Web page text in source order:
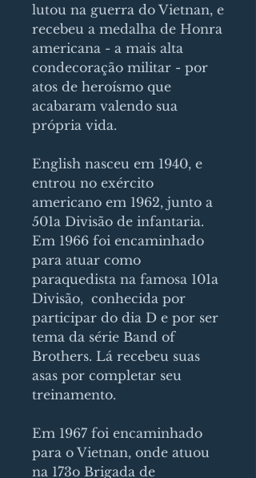
lutou na guerra do Vietnan, e
recebeu a medalha de Honra
americana - a mais alta
condecoração militar - por
atos de heroísmo que
acabaram valendo sua
própria vida.
English nasceu em 1940, e
entrou no exército
americano em 1962, junto a
501a Divisão de infantaria.
Em 1966 foi encaminhado
para atuar como
paraquedista na famosa 101a
Divisão, conhecida por
participar do dia D e por ser
tema da série Band of
Brothers. Lá recebeu suas
asas por completar seu
treinamento.
Em 1967 foi encaminhado
para o Vietnan, onde atuou
na 173o Brigada de